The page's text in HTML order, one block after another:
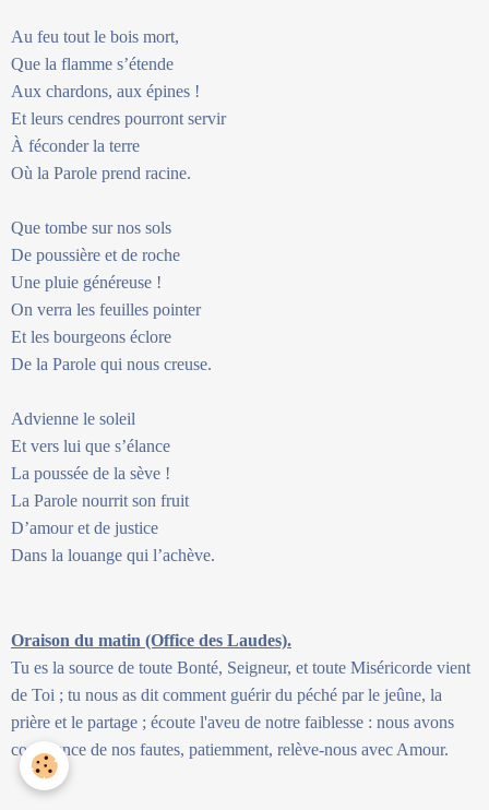
Au feu tout le bois mort,
Que la flamme s’étende
Aux chardons, aux épines !
Et leurs cendres pourront servir
À féconder la terre
Où la Parole prend racine.
Que tombe sur nos sols
De poussière et de roche
Une pluie généreuse !
On verra les feuilles pointer
Et les bourgeons éclore
De la Parole qui nous creuse.
Advienne le soleil
Et vers lui que s’élance
La poussée de la sève !
La Parole nourrit son fruit
D’amour et de justice
Dans la louange qui l’achève.
Oraison du matin (Office des Laudes).
Tu es la source de toute Bonté, Seigneur, et toute Miséricorde vient
de Toi ; tu nous as dit comment guérir du péché par le jeûne, la
prière et le partage ; écoute l'aveu de notre faiblesse : nous avons
conscience de nos fautes, patiemment, relève-nous avec Amour.